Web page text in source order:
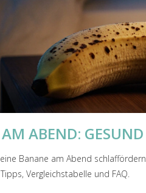
ABEND:
Banane am Abend
Vergleichstabelle und FAQ.